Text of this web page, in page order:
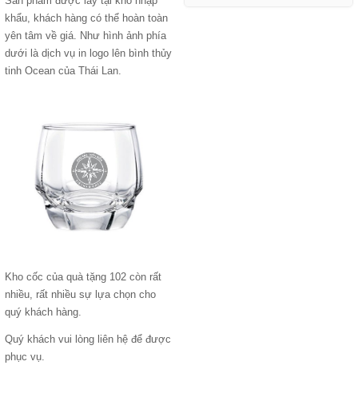
khẩu, khách hàng có thể hoàn toàn
yên tâm về giá. Như hình ảnh phía
dưới là dịch vụ in logo lên bình thủy
tinh Ocean của Thái Lan.
Kho cốc của quà tặng 102 còn rất
nhiều, rất nhiều sự lựa chọn cho
quý khách hàng.
Quý khách vui lòng liên hệ để được
phục vụ.